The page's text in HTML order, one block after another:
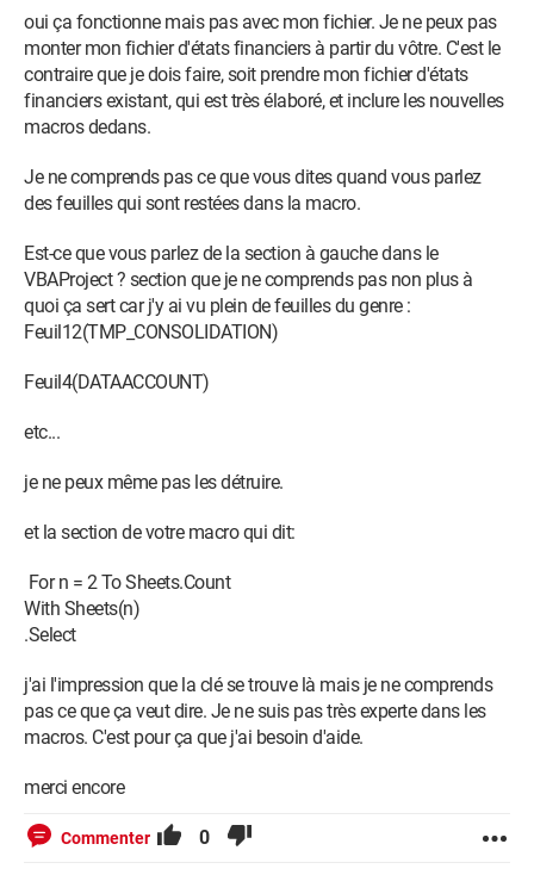
oui ça fonctionne mais pas avec mon fichier. Je ne peux pas
monter mon fichier d'états financiers à partir du vôtre. C'est le
contraire que je dois faire, soit prendre mon fichier d'états
financiers existant, qui est très élaboré, et inclure les nouvelles
macros dedans.
Je ne comprends pas ce que vous dites quand vous parlez
des feuilles qui sont restées dans la macro.
Est-ce que vous parlez de la section à gauche dans le
VBAProject ? section que je ne comprends pas non plus à
quoi ça sert car j'y ai vu plein de feuilles du genre :
Feuil12(TMP_CONSOLIDATION)
Feuil4(DATAACCOUNT)
etc...
je ne peux même pas les détruire.
et la section de votre macro qui dit:
For n = 2 To Sheets.Count
With Sheets(n)
.Select
j'ai l'impression que la clé se trouve là mais je ne comprends
pas ce que ça veut dire. Je ne suis pas très experte dans les
macros. C'est pour ça que j'ai besoin d'aide.
merci encore
Commenter 0